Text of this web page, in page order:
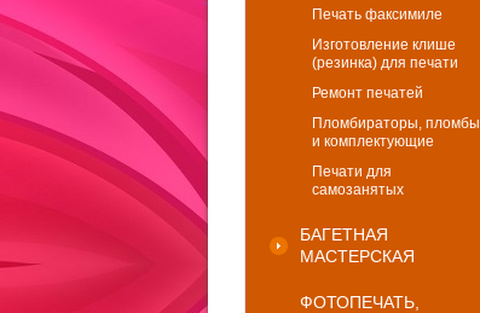
Печать факсимиле
Изготовление клише
(резинка) для печати
Ремонт печатей
Пломбираторы, пломбы
и комплектующие
Печати для
самозанятых
БАГЕТНАЯ
МАСТЕРСКАЯ
ФОТОПЕЧАТЬ,